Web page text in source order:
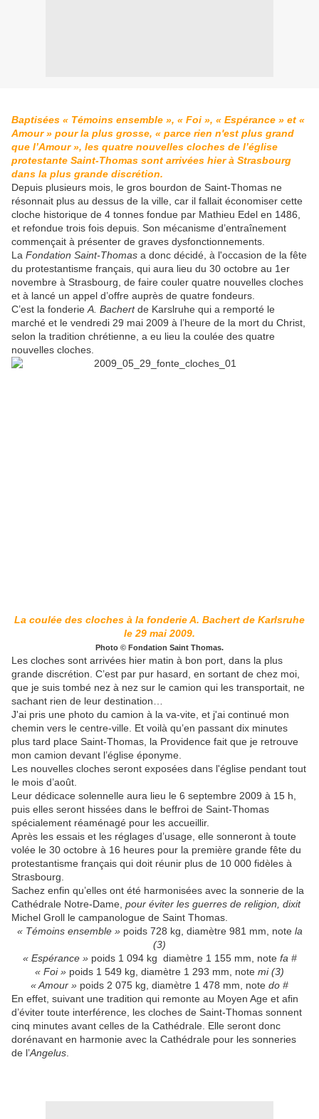
Baptisées « Témoins ensemble », « Foi », « Espérance » et «
Amour » pour la plus grosse, « parce rien n'est plus grand
que l’Amour », les quatre nouvelles cloches de l’église
protestante Saint-Thomas sont arrivées hier à Strasbourg
dans la plus grande discrétion.
Depuis plusieurs mois, le gros bourdon de Saint-Thomas ne
résonnait plus au dessus de la ville, car il fallait économiser cette
cloche historique de 4 tonnes fondue par Mathieu Edel en 1486,
et refondue trois fois depuis. Son mécanisme d’entraînement
commençait à présenter de graves dysfonctionnements.
La Fondation Saint-Thomas a donc décidé, à l'occasion de la fête
du protestantisme français, qui aura lieu du 30 octobre au 1er
novembre à Strasbourg, de faire couler quatre nouvelles cloches
et à lancé un appel d’offre auprès de quatre fondeurs.
C’est la fonderie A. Bachertde Karslruhe qui a remporté le
marché et le vendredi 29 mai 2009 à l’heure de la mort du Christ,
selon la tradition chrétienne, a eu lieu la coulée des quatre
nouvelles cloches.
La coulée des cloches à la fonderie A. Bachert de Karlsruhe
le 29 mai 2009.
Photo © Fondation Saint Thomas.
Les cloches sont arrivées hier matin à bon port, dans la plus
grande discrétion. C’est par pur hasard, en sortant de chez moi,
que je suis tombé nez à nez sur le camion qui les transportait, ne
sachant rien de leur destination…
J'ai pris une photo du camion à la va-vite, et j'ai continué mon
chemin vers le centre-ville. Et voilà qu’en passant dix minutes
plus tard place Saint-Thomas, la Providence fait que je retrouve
mon camion devant l’église éponyme.
Les nouvelles cloches seront exposées dans l'église pendant tout
le mois d’août.
Leur dédicace solennelle aura lieu le 6 septembre 2009 à 15 h,
puis elles seront hissées dans le beffroi de Saint-Thomas
spécialement réaménagé pour les accueillir.
Après les essais et les réglages d’usage, elle sonneront à toute
volée le 30 octobre à 16 heures pour la première grande fête du
protestantisme français qui doit réunir plus de 10 000 fidèles à
Strasbourg.
Sachez enfin qu’elles ont été harmonisées avec la sonnerie de la
Cathédrale Notre-Dame, pour éviter les guerres de religion, dixit
Michel Groll le campanologue de Saint Thomas.
« Témoins ensemble »poids 728 kg, diamètre 981 mm, note la
(3)
« Espérance »poids 1 094 kg diamètre 1 155 mm, note fa #
« Foi » poids 1 549 kg, diamètre 1 293 mm, note mi (3)
« Amour » poids 2 075 kg, diamètre 1 478 mm, note do #
En effet, suivant une tradition qui remonte au Moyen Age et afin
d’éviter toute interférence, les cloches de Saint-Thomas sonnent
cinq minutes avant celles de la Cathédrale. Elle seront donc
dorénavant en harmonie avec la Cathédrale pour les sonneries
de l’Angelus